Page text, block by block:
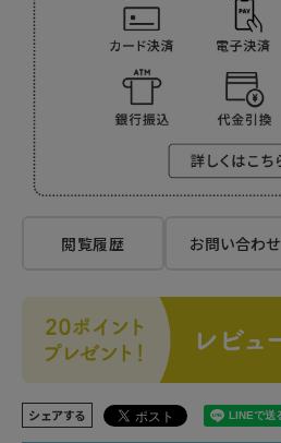
閲覧履歴 お問い合わせ
シェアする